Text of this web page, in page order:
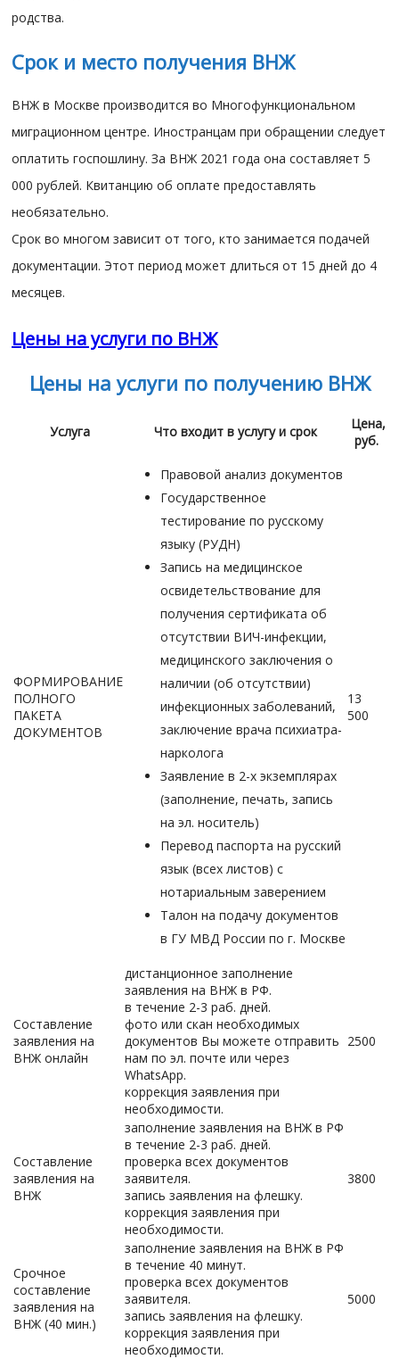
родства.
Срок и место получения ВНЖ
ВНЖ в Москве производится во Многофункциональном
миграционном центре. Иностранцам при обращении следует
оплатить госпошлину. За ВНЖ 2021 года она составляет 5
000 рублей. Квитанцию об оплате предоставлять
необязательно.
Срок во многом зависит от того, кто занимается подачей
документации. Этот период может длиться от 15 дней до 4
месяцев.
Цены на услуги по ВНЖ
Цены на услуги по получению ВНЖ
Услуга Что входит в услугу и срок
Цена,
руб.
ФОРМИРОВАНИЕ
ПОЛНОГО
ПАКЕТА
ДОКУМЕНТОВ
Правовой анализ документов
Государственное
тестирование по русскому
языку (РУДН)
Запись на медицинское
освидетельствование для
получения сертификата об
отсутствии ВИЧ-инфекции,
медицинского заключения о
наличии (об отсутствии)
инфекционных заболеваний,
заключение врача психиатра-
нарколога
Заявление в 2-х экземплярах
(заполнение, печать, запись
на эл. носитель)
Перевод паспорта на русский
язык (всех листов) с
нотариальным заверением
Талон на подачу документов
в ГУ МВД России по г. Москве
13
500
Составление
заявления на
ВНЖ онлайн
дистанционное заполнение
заявления на ВНЖ в РФ.
в течение 2-3 раб. дней.
фото или скан необходимых
документов Вы можете отправить
нам по эл. почте или через
WhatsApp.
коррекция заявления при
необходимости.
2500
Составление
заявления на
ВНЖ
заполнение заявления на ВНЖ в РФ
в течение 2-3 раб. дней.
проверка всех документов
заявителя.
запись заявления на флешку.
коррекция заявления при
необходимости.
3800
Срочное
составление
заявления на
ВНЖ (40 мин.)
заполнение заявления на ВНЖ в РФ
в течение 40 минут.
проверка всех документов
заявителя.
запись заявления на флешку.
коррекция заявления при
необходимости.
5000